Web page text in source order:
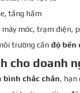
tầng hầm
máy móc, trạm điện,
trường cần độ bền
cho doanh
bình chắc chắn, hạn